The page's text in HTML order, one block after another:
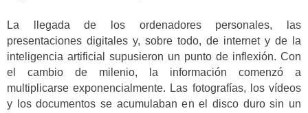
La llegada de los ordenadores personales, las
presentaciones digitales y, sobre todo, de internet y de la
inteligencia artificial supusieron un punto de inflexión. Con
el cambio de milenio, la información comenzó a
multiplicarse exponencialmente. Las fotografías, los vídeos
y los documentos se acumulaban en el disco duro sin un